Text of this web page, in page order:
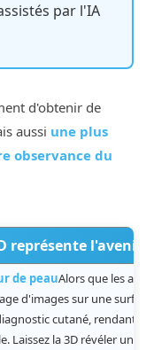
par l'IA
d'obtenir de
aussi une plus
observance du
représente l'avenir.
de peauAlors que les
d'images sur une
cutané, rendant
Laissez la 3D révéler un